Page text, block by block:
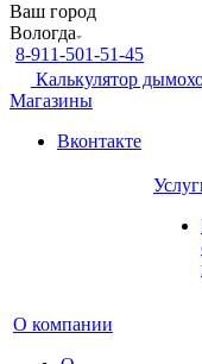
Ваш город
Вологда
8-911-501-51-45
Калькулятор
Магазины
Вконтакте
О компании